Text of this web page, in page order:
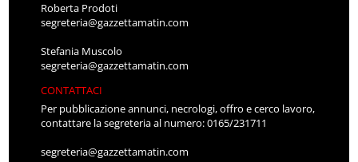
Roberta Prodoti
segreteria@gazzettamatin.com
Stefania Muscolo
segreteria@gazzettamatin.com
CONTATTACI
Per pubblicazione annunci, necrologi, offro e cerco lavoro,
contattare la segreteria al numero: 0165/231711
segreteria@gazzettamatin.com